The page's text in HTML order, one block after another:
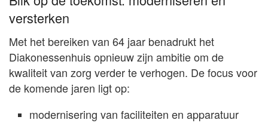
versterken
Met het bereiken van 64 jaar benadrukt het
Diakonessenhuis opnieuw zijn ambitie om de
kwaliteit van zorg verder te verhogen. De focus voor
de komende jaren ligt op:
modernisering van faciliteiten en apparatuur